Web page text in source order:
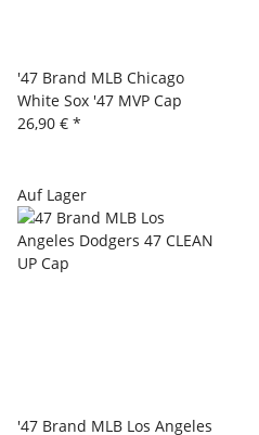
'47 Brand MLB Chicago
White Sox '47 MVP Cap
26,90 € *
Auf Lager
'47 Brand MLB Los Angeles